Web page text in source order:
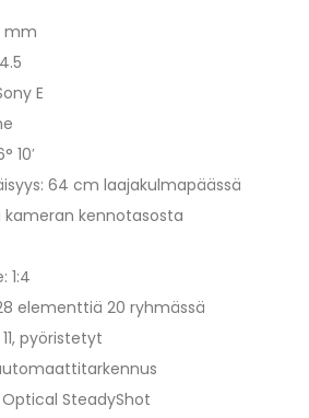
mm
E
10′
64 cm laajakulmapäässä
kameran kennotasosta
1:4
elementtiä 20 ryhmässä
pyöristetyt
SteadyShot